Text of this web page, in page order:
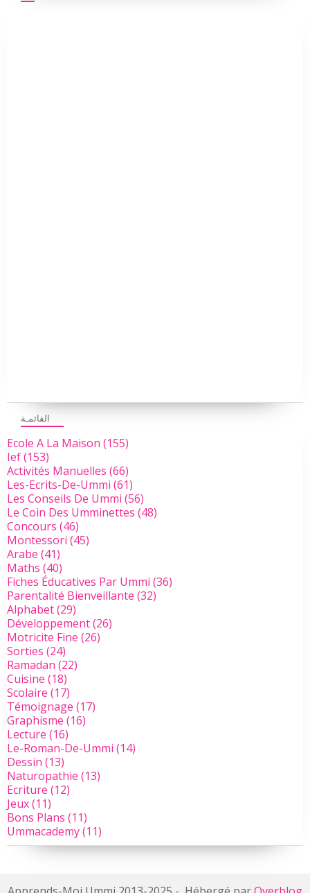
القائمـة
Ecole A La Maison (155)
Ief(153)
Activités Manuelles (66)
Les-Ecrits-De-Ummi (61)
Les Conseils De Ummi (56)
Le Coin Des Umminettes (48)
Concours (46)
Montessori (45)
Arabe (41)
Maths (40)
Fiches Éducatives Par Ummi (36)
Parentalité Bienveillante (32)
Alphabet(29)
Développement(26)
Motricite Fine (26)
Sorties (24)
Ramadan (22)
Cuisine (18)
Scolaire (17)
Témoignage (17)
Graphisme (16)
Lecture (16)
Le-Roman-De-Ummi (14)
Dessin (13)
Naturopathie (13)
Ecriture (12)
Jeux(11)
Bons Plans (11)
Ummacademy(11)